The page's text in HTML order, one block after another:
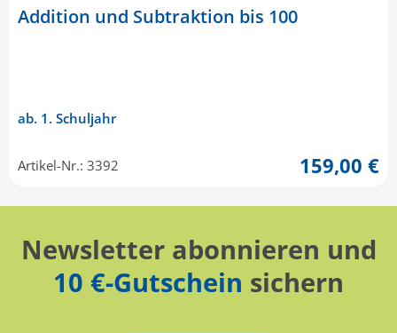
Addition und Subtraktion bis 100
ab. 1. Schuljahr
Artikel-Nr.: 3392 159,00 €
Newsletter abonnieren und
10 €-Gutschein sichern